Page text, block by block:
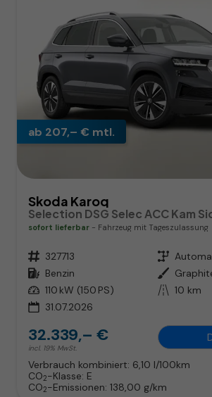
ab 207,– € mtl.
Skoda Karoq
sofort lieferbar Fahrzeug mit Tageszulassung
Fahrzeugnr. 327713 Getriebe
Kraftstoff Benzin Außenfarbe
Leistung 110 kW (150 PS) Kilometerstand 10 km
31.07.2026
32.339,– €
incl. 19% MwSt.
Verbrauch kombiniert: 6,10 l/100km
CO2-Klasse: E
CO2-Emissionen: 138,00 g/km